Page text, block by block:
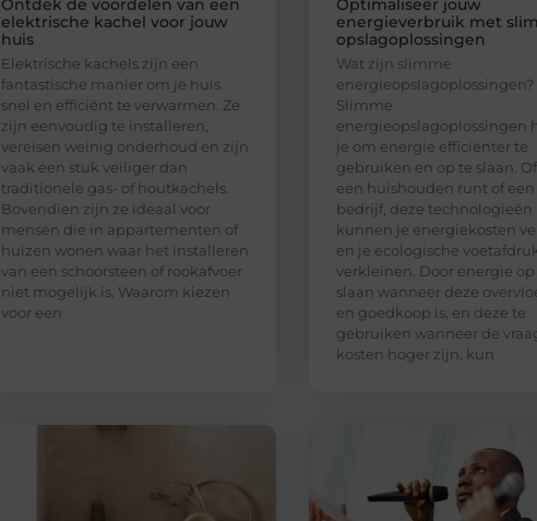
Ontdek de voordelen van een
elektrische kachel voor jouw
huis
Elektrische kachels zijn een
fantastische manier om je huis
snel en efficiënt te verwarmen. Ze
zijn eenvoudig te installeren,
vereisen weinig onderhoud en zijn
vaak een stuk veiliger dan
traditionele gas- of houtkachels.
Bovendien zijn ze ideaal voor
mensen die in appartementen of
huizen wonen waar het installeren
van een schoorsteen of rookafvoer
niet mogelijk is. Waarom kiezen
voor een
Optimaliseer jouw
energieverbruik met
opslagoplossingen
Wat zijn slimme
energieopslagoplossingen?
Slimme
energieopslagoplossingen
je om energie efficiënter te
gebruiken en op te slaan.
een huishouden runt of een
bedrijf, deze technologieën
kunnen je energiekosten
en je ecologische
verkleinen. Door energie
slaan wanneer deze
en goedkoop is, en deze te
gebruiken wanneer de
kosten hoger zijn, kun